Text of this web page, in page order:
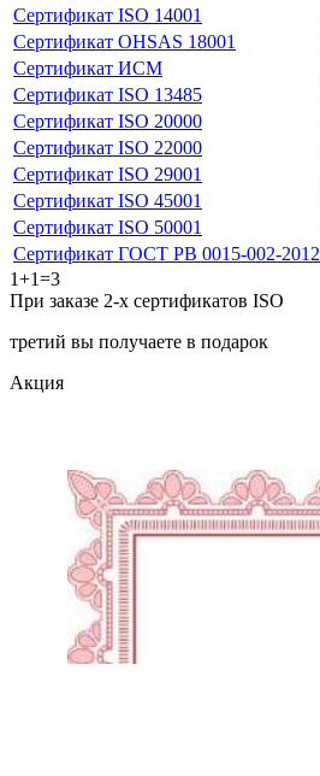
Сертификат ISO 14001
Сертификат OHSAS 18001
Сертификат ИСМ
Сертификат ISO 13485
Сертификат ISO 20000
Сертификат ISO 22000
Сертификат ISO 29001
Сертификат ISO 45001
Сертификат ISO 50001
Сертификат ГОСТ РВ 0015-002-2012
1+1=3
При заказе 2-х сертификатов ISO
третий вы получаете в подарок
Акция